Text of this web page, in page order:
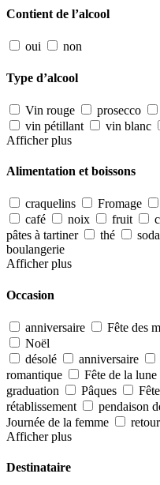
Contient de l’alcool
oui non
Type d’alcool
Vin rouge prosecco
vin pétillant
vin blanc
Afficher plus
Alimentation et boissons
craquelins Fromage
café
noix fruit
pâtes à tartiner
thé
boulangerie
Afficher plus
Occasion
anniversaire Fête des
Noël
désolé
anniversaire
romantique
Fête de la lune
graduation
Pâques
rétablissement
pendaison
Journée de la femme
Afficher plus
Destinataire